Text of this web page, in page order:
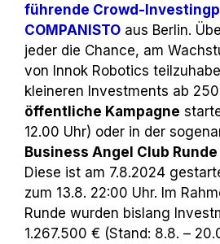
führende Crowd-
COMPANISTO aus Berlin.
jeder die Chance, am
von Innok Robotics
kleineren Investments ab
öffentliche Kampagne
12.00 Uhr) oder in der
Business Angel Club Runde
Diese ist am 7.8.2024
zum 13.8. 22:00 Uhr. Im
Runde wurden bislang
1.267.500 € (Stand: 8.8. –